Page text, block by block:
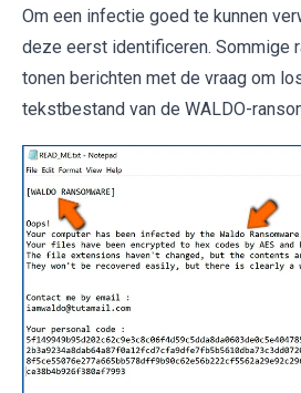
Om een infectie goed te kunnen
deze eerst identificeren. Sommige
tonen berichten met de vraag om
tekstbestand van de WALDO-